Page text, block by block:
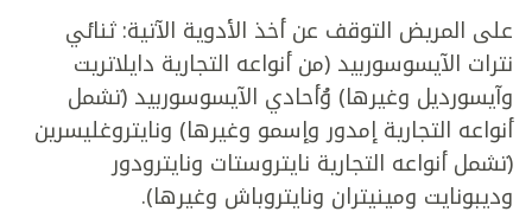
على المريض التوقف عن أخذ الأدوية الآتية: ثنائي
نترات الآيسوسوربيد (من أنواعه التجارية دايلاتريت
وآيسورديل وغيرها) وُأحادي الآيسوسوربيد (تشمل
أنواعه التجارية إمدور وإسمو وغيرها) ونايتروغليسرين
(تشمل أنواعه التجارية نايتروستات ونايترودور
وديبونايت ومينيتران ونايتروباش وغيرها).